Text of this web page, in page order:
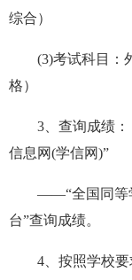
综合）
(3)考试科目：
格）
3、查询成绩
信息网(学信网)”
——“全国同等
台”查询成绩。
4、按照学校